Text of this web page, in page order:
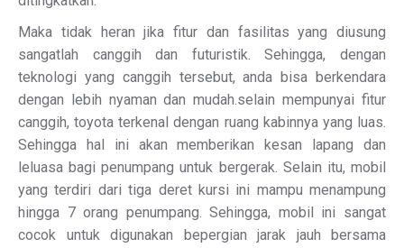
Maka tidak heran jika fitur dan fasilitas yang diusung
sangatlah canggih dan futuristik. Sehingga, dengan
teknologi yang canggih tersebut, anda bisa berkendara
dengan lebih nyaman dan mudah.selain mempunyai fitur
canggih, toyota terkenal dengan ruang kabinnya yang luas.
Sehingga hal ini akan memberikan kesan lapang dan
leluasa bagi penumpang untuk bergerak. Selain itu, mobil
yang terdiri dari tiga deret kursi ini mampu menampung
hingga 7 orang penumpang. Sehingga, mobil ini sangat
cocok untuk digunakan bepergian jarak jauh bersama